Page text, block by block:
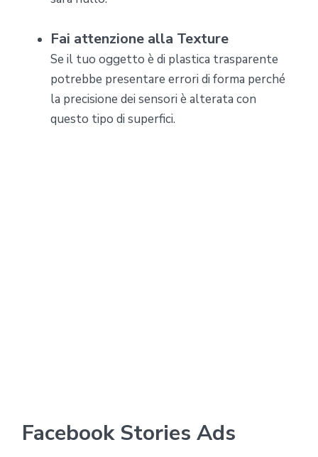
Fai attenzione alla Texture
Se il tuo oggetto è di plastica trasparente
potrebbe presentare errori di forma perché
la precisione dei sensori è alterata con
questo tipo di superfici.
Facebook Stories Ads